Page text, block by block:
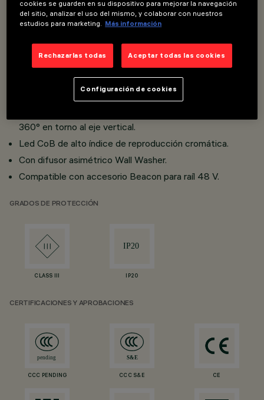
Instalación en raíl Bajo voltaje (48 V).
Proyector con convertidor DC/DC integrado en el
adaptador.
Conexión adaptador - raíl con sistema de acoplamiento
Cuerpo de proyector de aluminio fundido a presión.
360° en torno al eje vertical.
Led CoB de alto índice de reproducción cromática.
Con difusor asimétrico Wall Washer.
Compatible con accesorio Beacon para raíl 48 V.
GRADOS DE PROTECCIÓN
CLASS III IP20
CERTIFICACIONES Y APROBACIONES
CCC PENDING CCC S&E CE
cookies se guarden en su dispositivo para mejorar la navegación
del sitio, analizar el uso del mismo, y colaborar con nuestros
estudios para marketing.
Más información
Rechazarlas todas Aceptar todas las cookies
Configuración de cookies